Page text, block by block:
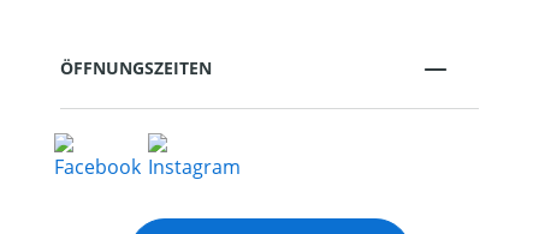
ÖFFNUNGSZEITEN